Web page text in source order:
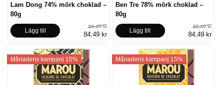
Lam Dong 74% mörk choklad –
80g
Lägg till
99,40 kr
84,49 kr
Ben Tre 78% mörk choklad –
80g
Lägg till
99,40 kr
84,49 kr
Månadens kampanj 15% Månadens kampanj 15%